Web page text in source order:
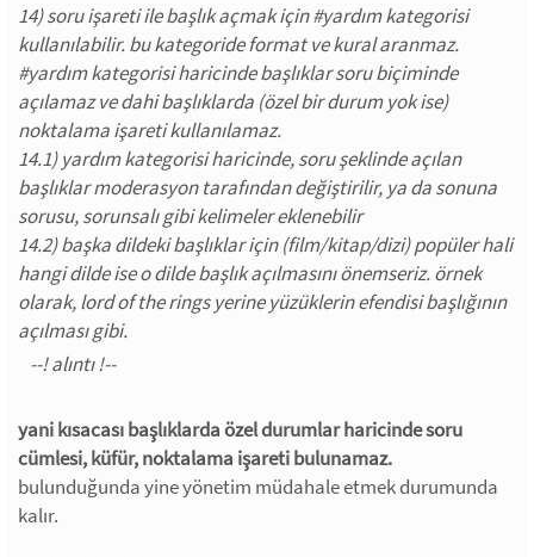
14) soru işareti ile başlık açmak için #yardım kategorisi
kullanılabilir. bu kategoride format ve kural aranmaz.
#yardım kategorisi haricinde başlıklar soru biçiminde
açılamaz ve dahi başlıklarda (özel bir durum yok ise)
noktalama işareti kullanılamaz.
14.1) yardım kategorisi haricinde, soru şeklinde açılan
başlıklar moderasyon tarafından değiştirilir, ya da sonuna
sorusu, sorunsalı gibi kelimeler eklenebilir
14.2) başka dildeki başlıklar için (film/kitap/dizi) popüler hali
hangi dilde ise o dilde başlık açılmasını önemseriz. örnek
olarak, lord of the rings yerine yüzüklerin efendisi başlığının
açılması gibi.
yani kısacası başlıklarda özel durumlar haricinde soru
cümlesi, küfür, noktalama işareti bulunamaz.
bulunduğunda yine yönetim müdahale etmek durumunda
kalır.